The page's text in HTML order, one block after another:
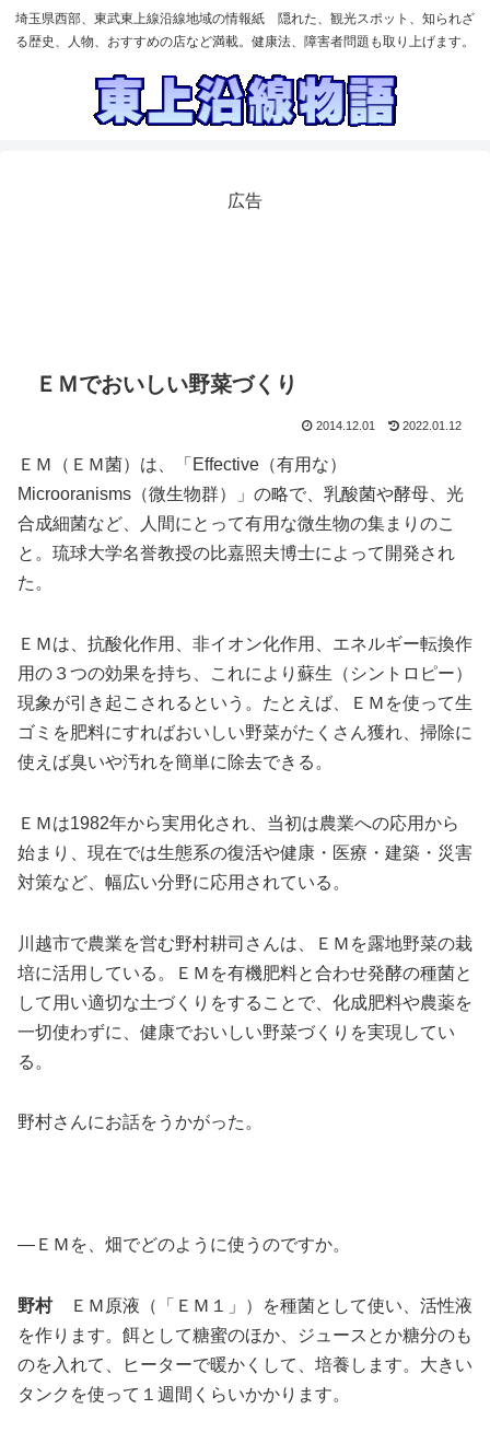
埼玉県西部、東武東上線沿線地域の情報紙 隠れた、観光スポット、知られざ
る歴史、人物、おすすめの店など満載。健康法、障害者問題も取り上げます。
広告
ＥＭでおいしい野菜づくり
2014.12.01 2022.01.12
ＥＭ（ＥＭ菌）は、「Effective（有用な）
Microoranisms（微生物群）」の略で、乳酸菌や酵母、光
合成細菌など、人間にとって有用な微生物の集まりのこ
と。琉球大学名誉教授の比嘉照夫博士によって開発され
た。
ＥＭは、抗酸化作用、非イオン化作用、エネルギー転換作
用の３つの効果を持ち、これにより蘇生（シントロピー）
現象が引き起こされるという。たとえば、ＥＭを使って生
ゴミを肥料にすればおいしい野菜がたくさん獲れ、掃除に
使えば臭いや汚れを簡単に除去できる。
ＥＭは1982年から実用化され、当初は農業への応用から
始まり、現在では生態系の復活や健康・医療・建築・災害
対策など、幅広い分野に応用されている。
川越市で農業を営む野村耕司さんは、ＥＭを露地野菜の栽
培に活用している。ＥＭを有機肥料と合わせ発酵の種菌と
して用い適切な土づくりをすることで、化成肥料や農薬を
一切使わずに、健康でおいしい野菜づくりを実現してい
る。
野村さんにお話をうかがった。
―ＥＭを、畑でどのように使うのですか。
野村ＥＭ原液（「ＥＭ１」）を種菌として使い、活性液
を作ります。餌として糖蜜のほか、ジュースとか糖分のも
のを入れて、ヒーターで暖かくして、培養します。大きい
タンクを使って１週間くらいかかります。